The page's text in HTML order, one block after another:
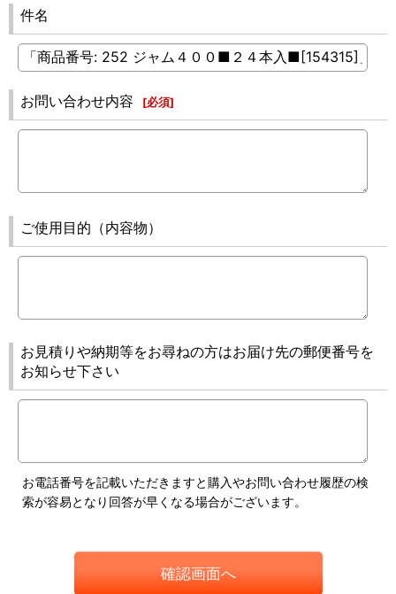
件名
お問い合わせ内容 [必須]
ご使用目的（内容物）
お見積りや納期等をお尋ねの方はお届け先の郵便番号を
お知らせ下さい
お電話番号を記載いただきますと購入やお問い合わせ履歴の検
索が容易となり回答が早くなる場合がございます。
確認画面へ